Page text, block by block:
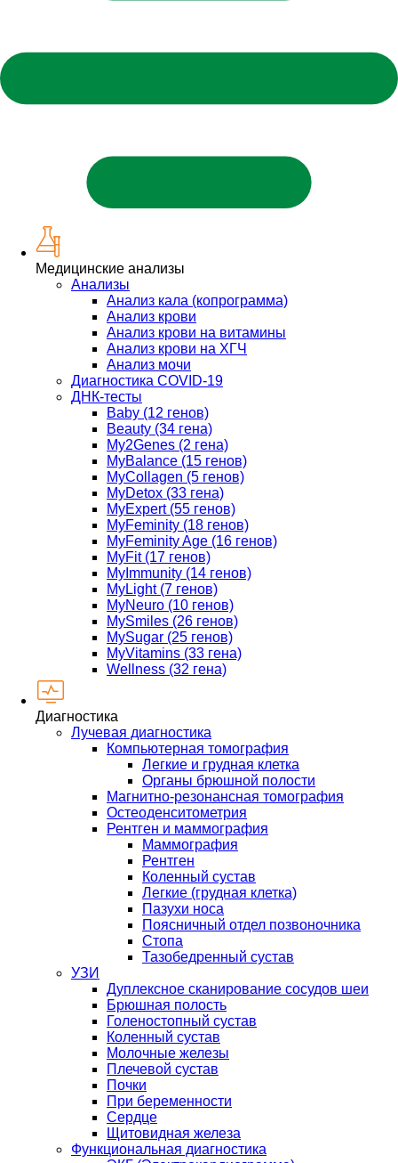
Медицинские анализы
Анализы
Анализ кала (копрограмма)
Анализ крови
Анализ крови на витамины
Анализ крови на ХГЧ
Анализ мочи
Диагностика COVID-19
ДНК-тесты
Baby (12 генов)
Beauty (34 гена)
My2Genes (2 гена)
MyBalance (15 генов)
MyCollagen (5 генов)
MyDetox (33 гена)
MyExpert (55 генов)
MyFeminity (18 генов)
MyFeminity Age (16 генов)
MyFit (17 генов)
MyImmunity (14 генов)
MyLight (7 генов)
MyNeuro (10 генов)
MySmiles (26 генов)
MySugar (25 генов)
MyVitamins (33 гена)
Wellness (32 гена)
Диагностика
Лучевая диагностика
Компьютерная томография
Легкие и грудная клетка
Органы брюшной полости
Магнитно-резонансная томография
Остеоденситометрия
Рентген и маммография
Маммография
Рентген
Коленный сустав
Легкие (грудная клетка)
Пазухи носа
Поясничный отдел позвоночника
Стопа
Тазобедренный сустав
УЗИ
Дуплексное сканирование сосудов шеи
Брюшная полость
Голеностопный сустав
Коленный сустав
Молочные железы
Плечевой сустав
Почки
При беременности
Сердце
Щитовидная железа
Функциональная диагностика